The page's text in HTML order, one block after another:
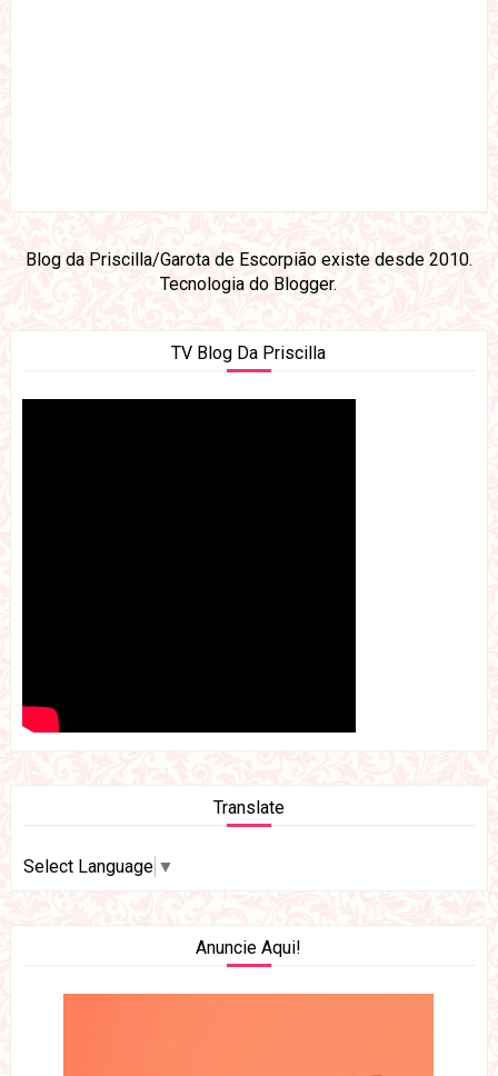
Blog da Priscilla/Garota de Escorpião existe desde 2010.
Tecnologia do Blogger.
TV Blog Da Priscilla
Translate
Select Language ▼
Anuncie Aqui!